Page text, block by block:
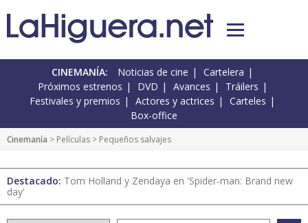
CINEMANÍA: Noticias de cine
Cartelera
Próximos estrenos
DVD Avances
Tráilers
Festivales y premios
Actores y actrices
Carteles
Box-office
Cinemanía > Películas > Pequeños salvajes
Destacado: Tom Holland y Zendaya en 'Spider-man: Brand new
day'